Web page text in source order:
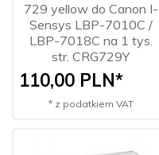
729 yellow do Canon I-
Sensys LBP-7010C /
LBP-7018C na 1 tys.
str. CRG729Y
110,00 PLN*
* z podatkiem VAT